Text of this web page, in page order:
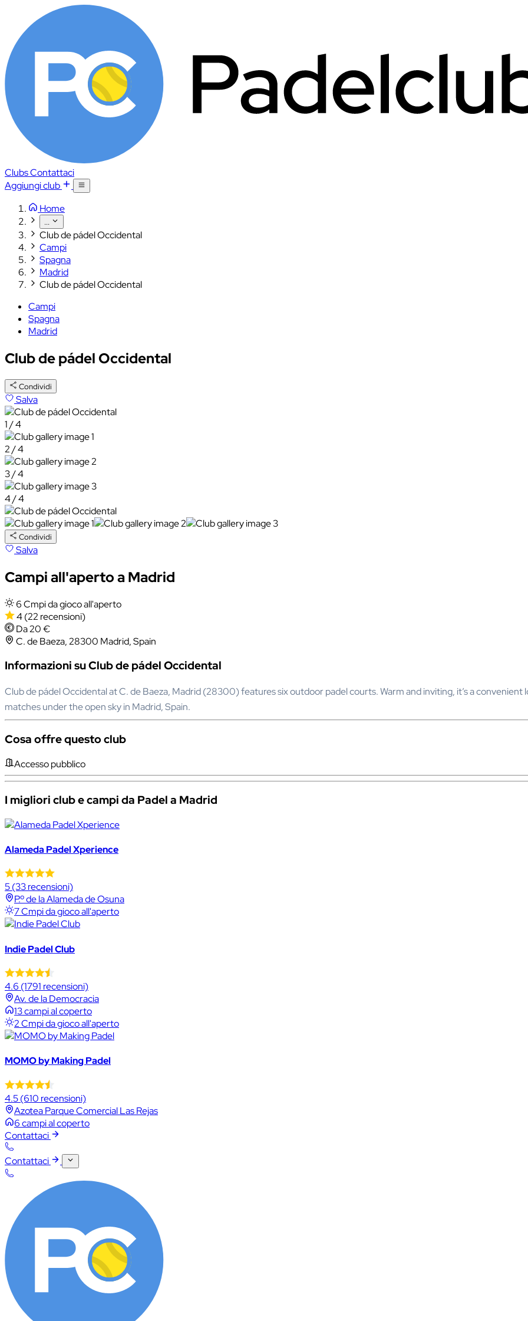
ClubsContattaci
Aggiungi club
Home
...
Club de pádel Occidental
Campi
Spagna
Madrid
Club de pádel Occidental
Campi
Spagna
Madrid
Club de pádel Occidental
Condividi
Salva
1 / 4
2 / 4
3 / 4
4 / 4
Condividi
Salva
Campi all'aperto a Madrid
6 Cmpi da gioco all'aperto
4(22 recensioni)
Da 20 €
C. de Baeza, 28300 Madrid, Spain
Informazioni su Club de pádel Occidental
Club de pádel Occidental at C. de Baeza, Madrid (28300) features six outdoor padel courts. Warm and inviting, it’s a
matches under the open sky in Madrid, Spain.
Cosa offre questo club
Accesso pubblico
I migliori club e campi da Padel a Madrid
Alameda Padel Xperience
5(33 recensioni)
P.º de la Alameda de Osuna
7 Cmpi da gioco all'aperto
Indie Padel Club
4.6 (1791 recensioni)
Av. de la Democracia
13 campi al coperto
2 Cmpi da gioco all'aperto
MOMO by Making Padel
4.5(610 recensioni)
Azotea Parque Comercial Las Rejas
6 campi al coperto
Contattaci
Contattaci